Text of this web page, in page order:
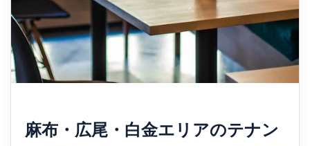
麻布・広尾・白金エリアのテナン